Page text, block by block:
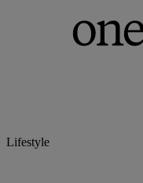
Lifestyle